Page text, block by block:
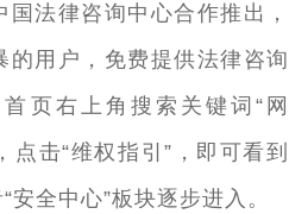
法律咨询中心合作推出，
的用户，免费提供法律咨询
页右上角搜索关键词“网
点击“维权指引”，即可看到
全中心”板块逐步进入。